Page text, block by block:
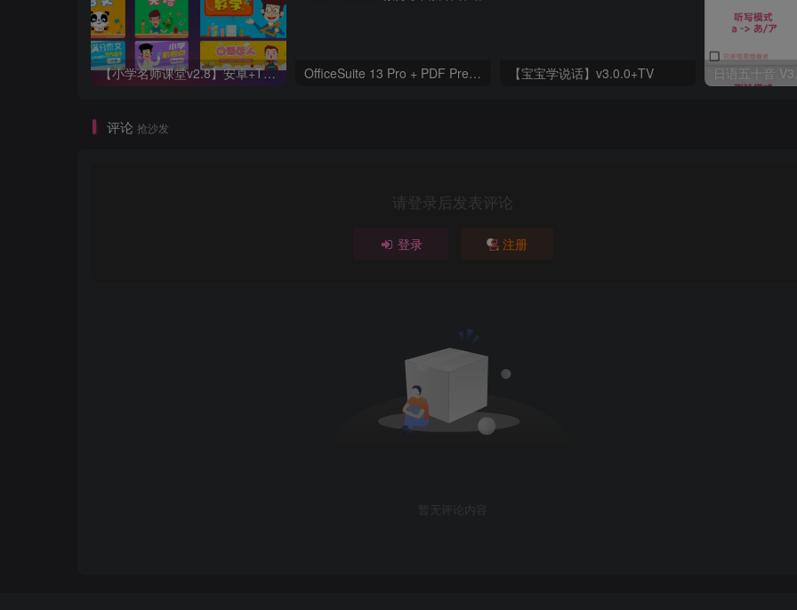
【小学名师课堂v2.8】安卓+TV 无需登入 OfficeSuite 13 Pro + PDF Premium 13.4.44775（解锁）Apk + Mod Android 【宝宝学说话】v3.0.0+TV
评论 抢沙发
请登录后发表评论
登录 注册
暂无评论内容